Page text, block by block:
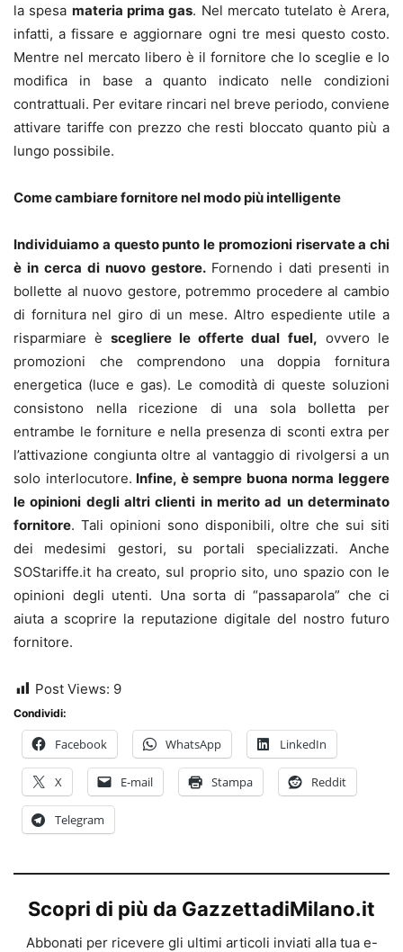
la spesa materia prima gas. Nel mercato tutelato è Arera,
infatti, a fissare e aggiornare ogni tre mesi questo costo.
Mentre nel mercato libero è il fornitore che lo sceglie e lo
modifica in base a quanto indicato nelle condizioni
contrattuali. Per evitare rincari nel breve periodo, conviene
attivare tariffe con prezzo che resti bloccato quanto più a
lungo possibile.
Come cambiare fornitore nel modo più intelligente
Individuiamo a questo punto le promozioni riservate a chi
è in cerca di nuovo gestore.Fornendo i dati presenti in
bollette al nuovo gestore, potremmo procedere al cambio
di fornitura nel giro di un mese. Altro espediente utile a
risparmiare è scegliere le offerte dual fuel, ovvero le
promozioni che comprendono una doppia fornitura
energetica (luce e gas). Le comodità di queste soluzioni
consistono nella ricezione di una sola bolletta per
entrambe le forniture e nella presenza di sconti extra per
l’attivazione congiunta oltre al vantaggio di rivolgersi a un
solo interlocutore. Infine, è sempre buona norma leggere
le opinioni degli altri clienti in merito ad un determinato
fornitore. Tali opinioni sono disponibili, oltre che sui siti
dei medesimi gestori, su portali specializzati. Anche
SOStariffe.it ha creato, sul proprio sito, uno spazio con le
opinioni degli utenti. Una sorta di “passaparola” che ci
aiuta a scoprire la reputazione digitale del nostro futuro
fornitore.
Post Views: 9
Condividi:
Facebook WhatsApp LinkedIn
X E-mail Stampa Reddit
Telegram
Scopri di più da GazzettadiMilano.it
Abbonati per ricevere gli ultimi articoli inviati alla tua e-